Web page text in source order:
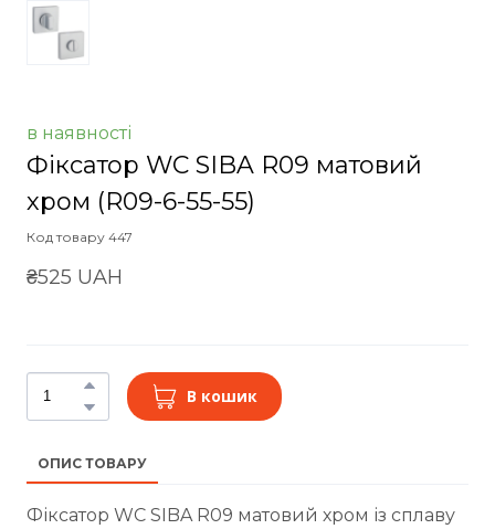
в наявності
Фіксатор WC SIBA R09 матовий
хром (R09-6-55-55)
Код товару 447
₴525 UAH
В кошик
ОПИС ТОВАРУ
Фіксатор WC SIBA R09 матовий хром із сплаву